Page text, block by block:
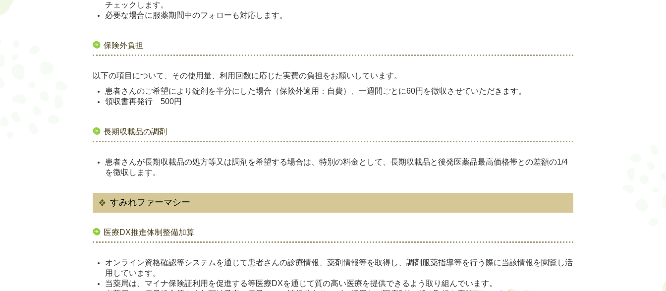
チェックします。
必要な場合に服薬期間中のフォローも対応します。
保険外負担
以下の項目について、その使用量、利用回数に応じた実費の負担をお願いしています。
患者さんのご希望により錠剤を半分にした場合（保険外適用：自費）、一週間ごとに60円を徴収させていただきます。
領収書再発行 500円
長期収載品の調剤
患者さんが長期収載品の処方等又は調剤を希望する場合は、特別の料金として、長期収載品と後発医薬品最高価格帯との差額の1/4
を徴収します。
すみれファーマシー
医療DX推進体制整備加算
オンライン資格確認等システムを通じて患者さんの診療情報、薬剤情報等を取得し、調剤服薬指導等を行う際に当該情報を閲覧し活
用しています。
当薬局は、マイナ保険証利用を促進する等医療DXを通じて質の高い医療を提供できるよう取り組んでいます。